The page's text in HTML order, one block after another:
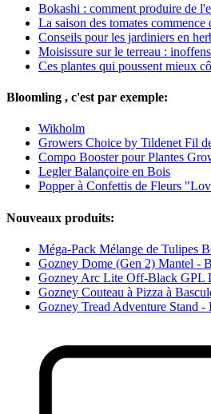
Bokashi : comment produire de
La saison des tomates commence
Conseils pour les jardiniers en
Moisissure sur le terreau :
Ces plantes qui poussent mieux
Bloomling , c'est par exemple:
Wikholm
Growers Choice by Tildenet Fil
Compo Booster pour Plantes
Legler Balançoire en Bois
Popper à Confettis de Fleurs
Nouveaux produits:
Méga-Pack Mélange de Tulipes
Gozney Dome (Gen 2) Mantel -
Gozney Arc Lite Off-Black GPL
Gozney Couteau à Pizza à
Gozney Tread Adventure Stand -